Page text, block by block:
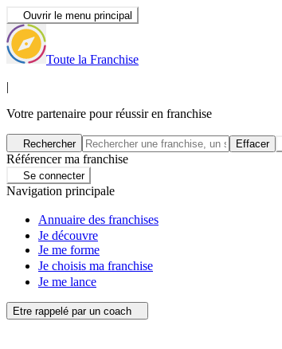
Ouvrir le menu principal
Toute la Franchise
|
Votre partenaire pour réussir en franchise
Rechercher Effacer
Référencer ma franchise
Se connecter
Navigation principale
Annuaire des franchises
Je découvre
Je me forme
Je choisis ma franchise
Je me lance
Etre rappelé par un coach